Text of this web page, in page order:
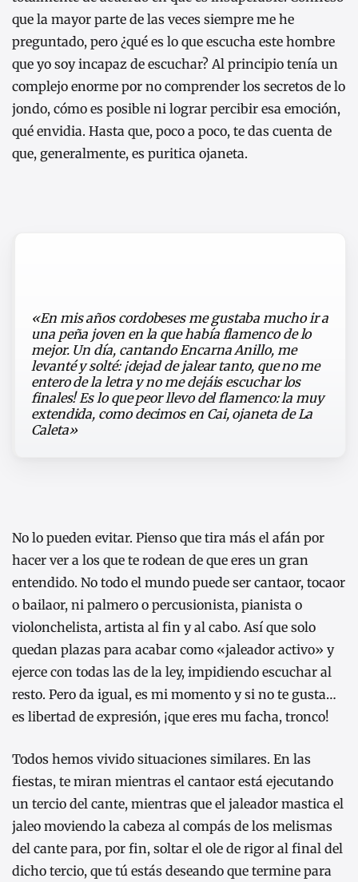
que la mayor parte de las veces siempre me he
preguntado, pero ¿qué es lo que escucha este hombre
que yo soy incapaz de escuchar? Al principio tenía un
complejo enorme por no comprender los secretos de lo
jondo, cómo es posible ni lograr percibir esa emoción,
qué envidia. Hasta que, poco a poco, te das cuenta de
que, generalmente, es puritica ojaneta.
«En mis años cordobeses me gustaba mucho ir a
una peña joven en la que había flamenco de lo
mejor. Un día, cantando Encarna Anillo, me
levanté y solté: ¡dejad de jalear tanto, que no me
entero de la letra y no me dejáis escuchar los
finales! Es lo que peor llevo del flamenco: la muy
extendida, como decimos en Cai, ojaneta de La
Caleta»
No lo pueden evitar. Pienso que tira más el afán por
hacer ver a los que te rodean de que eres un gran
entendido. No todo el mundo puede ser cantaor, tocaor
o bailaor, ni palmero o percusionista, pianista o
violonchelista, artista al fin y al cabo. Así que solo
quedan plazas para acabar como «jaleador activo» y
ejerce con todas las de la ley, impidiendo escuchar al
resto. Pero da igual, es mi momento y si no te gusta…
es libertad de expresión, ¡que eres mu facha, tronco!
Todos hemos vivido situaciones similares. En las
fiestas, te miran mientras el cantaor está ejecutando
un tercio del cante, mientras que el jaleador mastica el
jaleo moviendo la cabeza al compás de los melismas
del cante para, por fin, soltar el ole de rigor al final del
dicho tercio, que tú estás deseando que termine para